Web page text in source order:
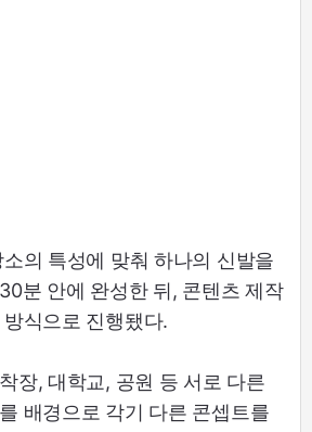
의 특성에 맞춰 하나의 신발을
분 안에 완성한 뒤, 콘텐츠 제작
식으로 진행됐다.
장, 대학교, 공원 등 서로 다른
배경으로 각기 다른 콘셉트를